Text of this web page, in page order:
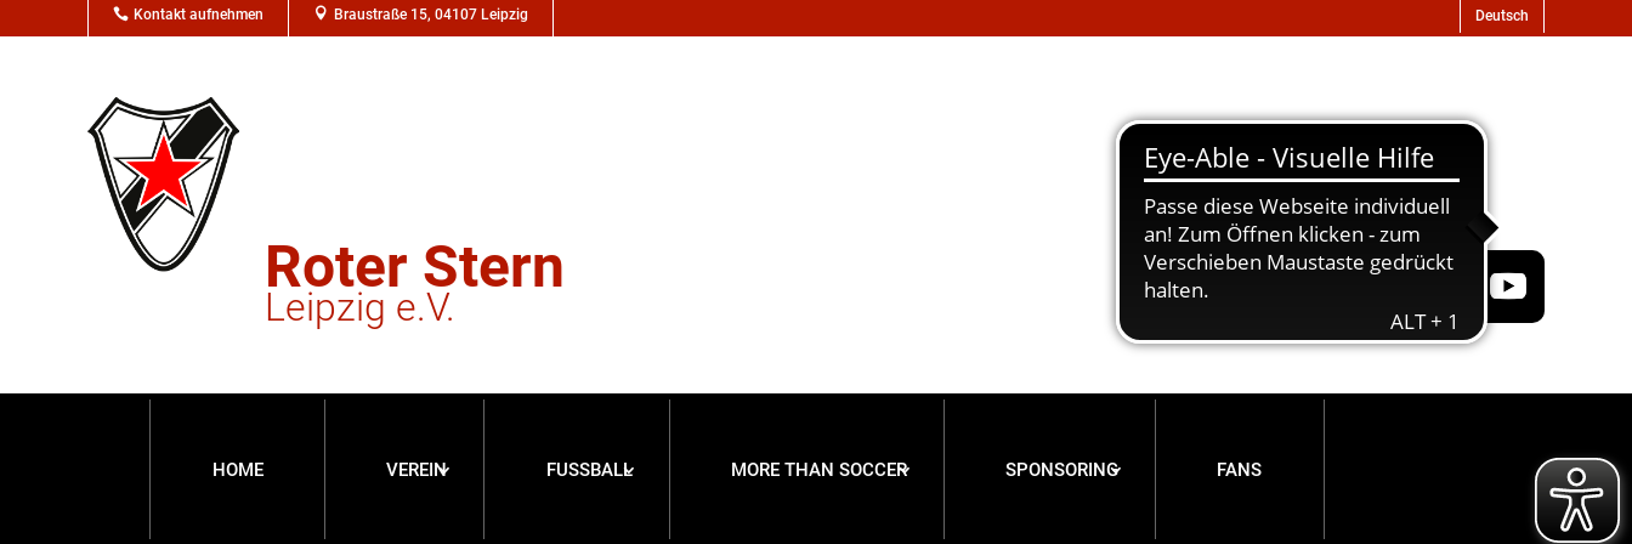
 Kontakt aufnehmen  Braustraße 15, 04107 Leipzig
Roter Stern
Leipzig e.V.
HOME VEREIN FUSSBALL MORE THAN SOCCER SPONSORING FANS